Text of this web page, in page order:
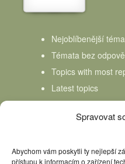
Spravovat
Abychom vám poskytli ty nejlepší
přístupu k informacím o zařízení
Nejoblíbenější
Témata bez
Topics with most
Latest topics
Topics Freshness